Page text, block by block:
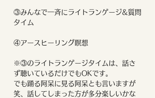
③みんなで一斉にライトランゲージ&質問
タイム
④アースヒーリング瞑想
※③のライトランゲージタイムは、話さ
ず聴いているだけでもOKです。
でも踊る阿呆に見る阿呆とも言いますが
笑、話してしまった方が多分楽しいかな